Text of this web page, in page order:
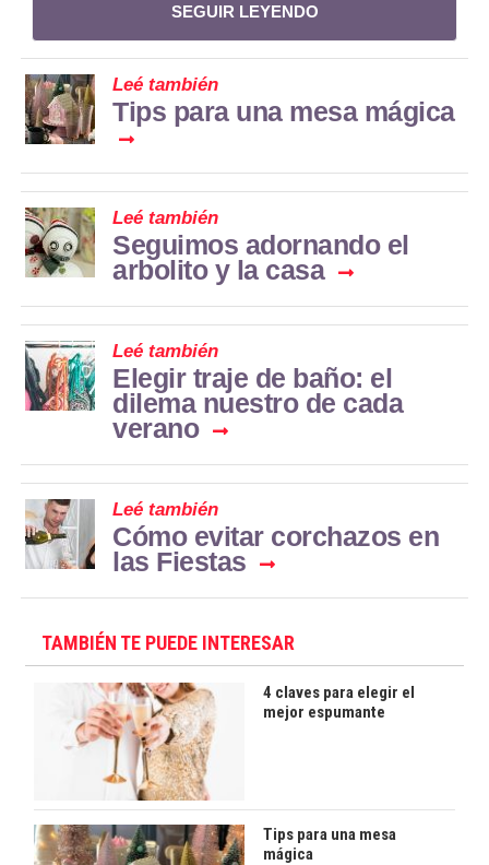
SEGUIR LEYENDO
Leé también
Tips para una mesa mágica
Leé también
Seguimos adornando el
arbolito y la casa
Leé también
Elegir traje de baño: el
dilema nuestro de cada
verano
Leé también
Cómo evitar corchazos en
las Fiestas
TAMBIÉN TE PUEDE INTERESAR
4 claves para elegir el
mejor espumante
Tips para una mesa
mágica